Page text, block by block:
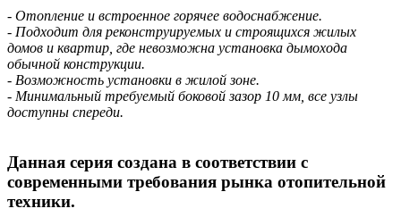
- Отопление и встроенное горячее водоснабжение.
- Подходит для реконструируемых и строящихся жилых
домов и квартир, где невозможна установка дымохода
обычной конструкции.
- Возможность установки в жилой зоне.
- Минимальный требуемый боковой зазор 10 мм, все узлы
доступны спереди.
Данная серия создана в соответствии с
современными требования рынка отопительной
техники.